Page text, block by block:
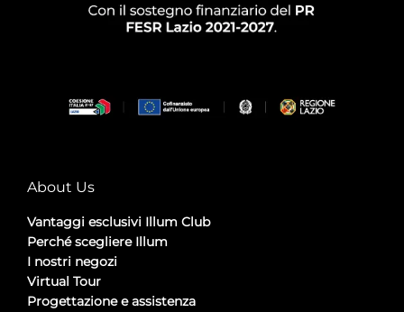
About Us
Vantaggi esclusivi Illum Club
Perché scegliere Illum
I nostri negozi
Virtual Tour
Progettazione e assistenza